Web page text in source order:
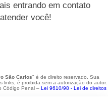
entrando em contato
você!
São Carlos" é de direito reservado. Sua
links, é proibida sem a autorização do autor.
Código Penal – Lei 9610/98 - Lei de direitos